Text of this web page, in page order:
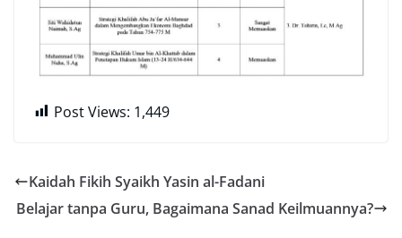
Post Views: 1,449
Kaidah Fikih Syaikh Yasin al-Fadani
Belajar tanpa Guru, Bagaimana Sanad Keilmuannya?